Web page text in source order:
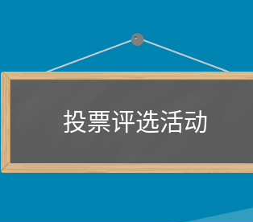
投票评选活动